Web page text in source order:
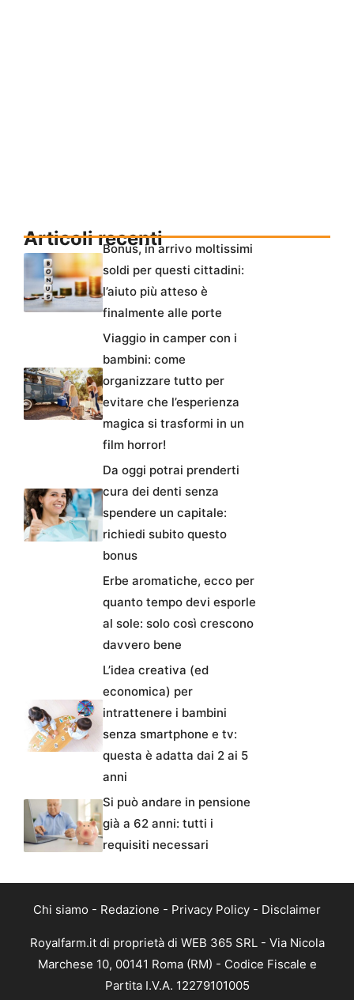
Articoli recentiBonus, in arrivo moltissimi
soldi per questi cittadini:
l’aiuto più atteso è
finalmente alle porte
Viaggio in camper con i
bambini: come
organizzare tutto per
evitare che l’esperienza
magica si trasformi in un
film horror!
Da oggi potrai prenderti
cura dei denti senza
spendere un capitale:
richiedi subito questo
bonus
Erbe aromatiche, ecco per
quanto tempo devi esporle
al sole: solo così crescono
davvero bene
L’idea creativa (ed
economica) per
intrattenere i bambini
senza smartphone e tv:
questa è adatta dai 2 ai 5
anni
Si può andare in pensione
già a 62 anni: tutti i
requisiti necessari
Chi siamo - Redazione - Privacy Policy - Disclaimer
Royalfarm.it di proprietà di WEB 365 SRL - Via Nicola
Marchese 10, 00141 Roma (RM) - Codice Fiscale e
Partita I.V.A. 12279101005